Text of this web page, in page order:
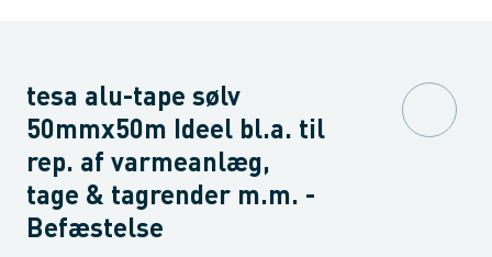
tesa alu-tape sølv
50mmx50m Ideel bl.a. til
rep. af varmeanlæg,
tage & tagrender m.m. -
Befæstelse